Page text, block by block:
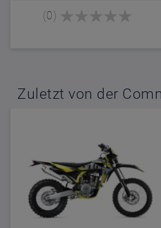
(0)
Zuletzt von der